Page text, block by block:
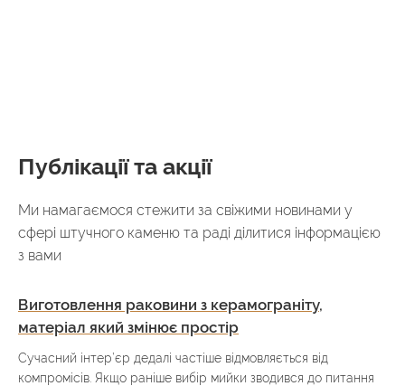
Публікації та акції
Ми намагаємося стежити за свіжими новинами у
сфері штучного каменю та раді ділитися інформацією
з вами
Виготовлення раковини з керамограніту,
матеріал який змінює простір
Сучасний інтер’єр дедалі частіше відмовляється від
компромісів. Якщо раніше вибір мийки зводився до питання